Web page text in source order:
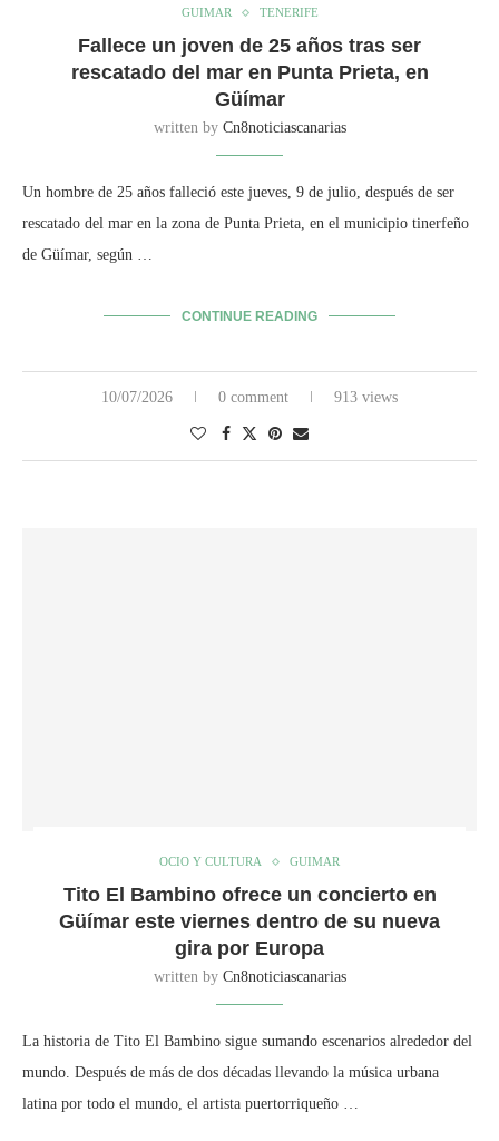
GUIMAR TENERIFE
Fallece un joven de 25 años tras ser
rescatado del mar en Punta Prieta, en
Güímar
written by Cn8noticiascanarias
Un hombre de 25 años falleció este jueves, 9 de julio, después de ser
rescatado del mar en la zona de Punta Prieta, en el municipio tinerfeño
de Güímar, según …
CONTINUE READING
10/07/2026 0 comment 913 views
OCIO Y CULTURA GUIMAR
Tito El Bambino ofrece un concierto en
Güímar este viernes dentro de su nueva
gira por Europa
written by Cn8noticiascanarias
La historia de Tito El Bambino sigue sumando escenarios alrededor del
mundo. Después de más de dos décadas llevando la música urbana
latina por todo el mundo, el artista puertorriqueño …